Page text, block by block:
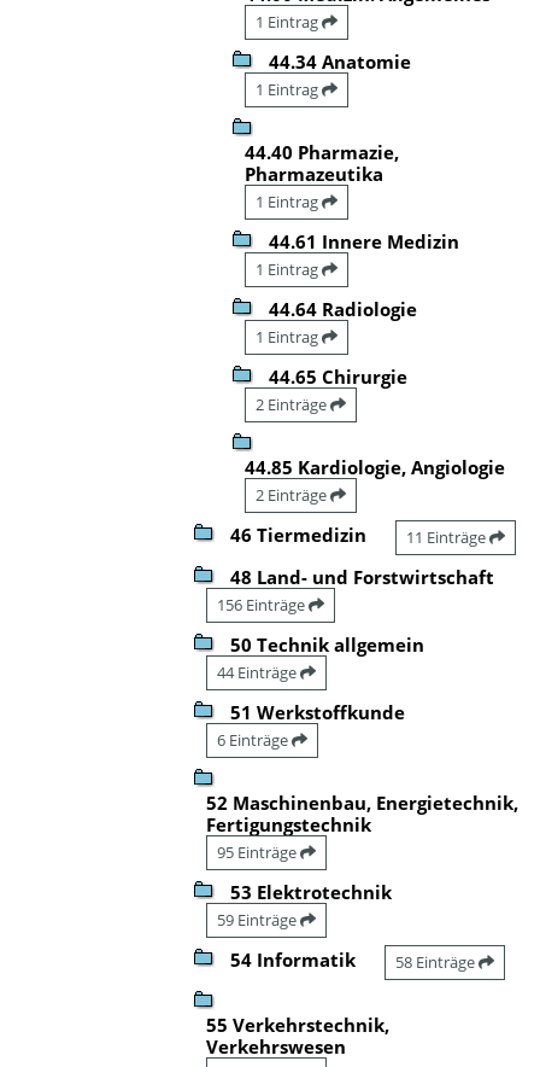
1 Eintrag
44.34 Anatomie
1 Eintrag
44.40 Pharmazie,
Pharmazeutika
1 Eintrag
44.61 Innere Medizin
1 Eintrag
44.64 Radiologie
1 Eintrag
44.65 Chirurgie
2 Einträge
44.85 Kardiologie, Angiologie
2 Einträge
46 Tiermedizin 11 Einträge
48 Land- und Forstwirtschaft
156 Einträge
50 Technik allgemein
44 Einträge
51 Werkstoffkunde
6 Einträge
52 Maschinenbau, Energietechnik,
Fertigungstechnik
95 Einträge
53 Elektrotechnik
59 Einträge
54 Informatik 58 Einträge
55 Verkehrstechnik,
Verkehrswesen